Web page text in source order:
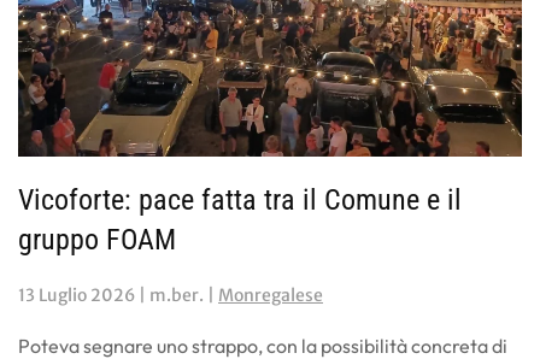
Vicoforte: pace fatta tra il Comune e il
gruppo FOAM
13 Luglio 2026 | m.ber. | Monregalese
Poteva segnare uno strappo, con la possibilità concreta di